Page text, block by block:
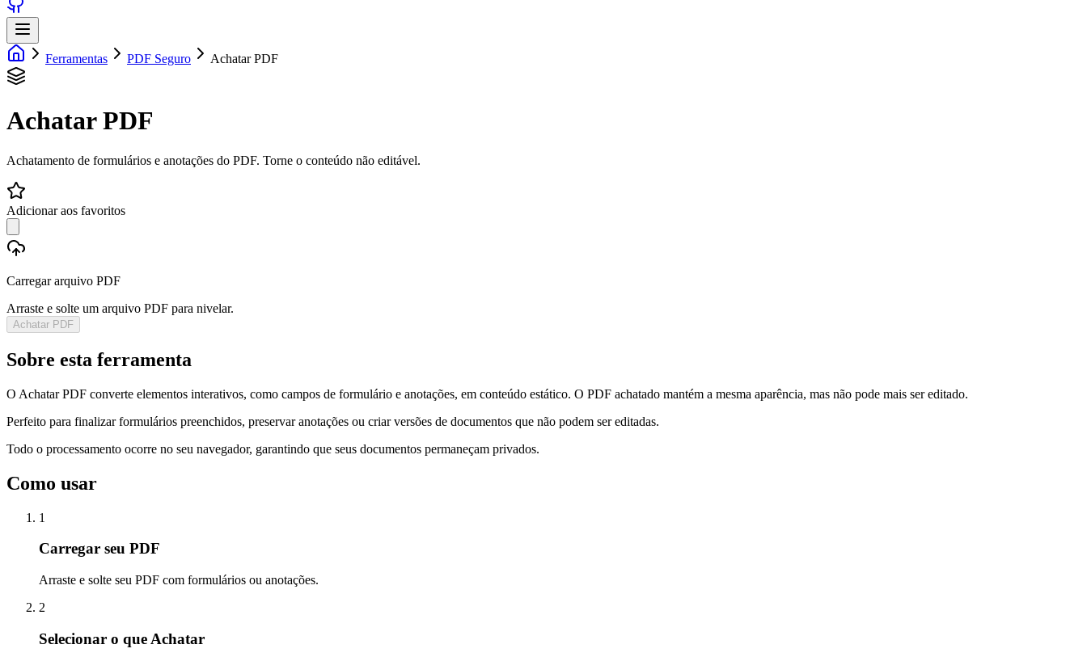
Ferramentas PDF Seguro Achatar PDF
Achatar PDF
Achatamento de formulários e anotações do PDF. Torne o conteúdo não editável.
Adicionar aos favoritos
Carregar arquivo PDF
Arraste e solte um arquivo PDF para nivelar.
Achatar PDF
Sobre esta ferramenta
O Achatar PDF converte elementos interativos, como campos de formulário e anotações, em conteúdo estático. O PDF achatado mantém a mesma aparência, mas não pode mais ser editado.
Perfeito para finalizar formulários preenchidos, preservar anotações ou criar versões de documentos que não podem ser editadas.
Todo o processamento ocorre no seu navegador, garantindo que seus documentos permaneçam privados.
Como usar
1
Carregar seu PDF
Arraste e solte seu PDF com formulários ou anotações.
2
Selecionar o que Achatar